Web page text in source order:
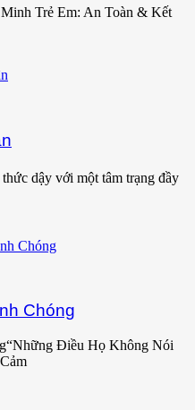
Trẻ Em: An Toàn & Kết
dậy với một tâm trạng đầy
Chóng
Điều Họ Không Nói